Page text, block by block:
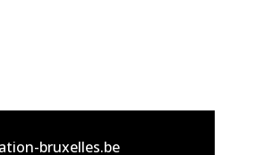
bruxelles.be